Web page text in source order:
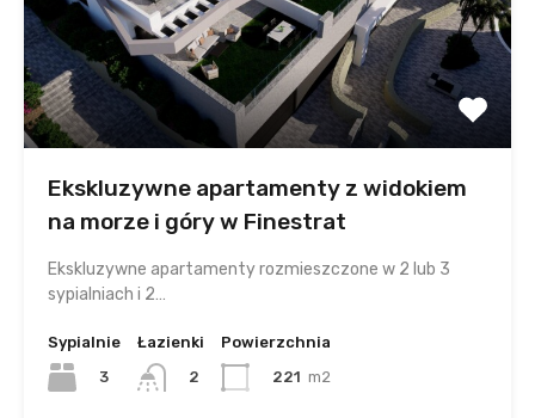
Ekskluzywne apartamenty z widokiem
na morze i góry w Finestrat
Ekskluzywne apartamenty rozmieszczone w 2 lub 3
sypialniach i 2…
Sypialnie
3
Łazienki
2
Powierzchnia
221 m2